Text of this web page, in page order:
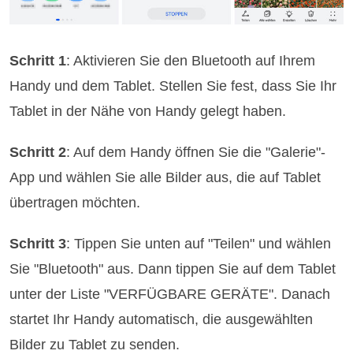
Schritt 1: Aktivieren Sie den Bluetooth auf Ihrem
Handy und dem Tablet. Stellen Sie fest, dass Sie Ihr
Tablet in der Nähe von Handy gelegt haben.
Schritt 2: Auf dem Handy öffnen Sie die "Galerie"-
App und wählen Sie alle Bilder aus, die auf Tablet
übertragen möchten.
Schritt 3: Tippen Sie unten auf "Teilen" und wählen
Sie "Bluetooth" aus. Dann tippen Sie auf dem Tablet
unter der Liste "VERFÜGBARE GERÄTE". Danach
startet Ihr Handy automatisch, die ausgewählten
Bilder zu Tablet zu senden.